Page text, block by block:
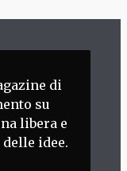
di
su
libera e
idee.